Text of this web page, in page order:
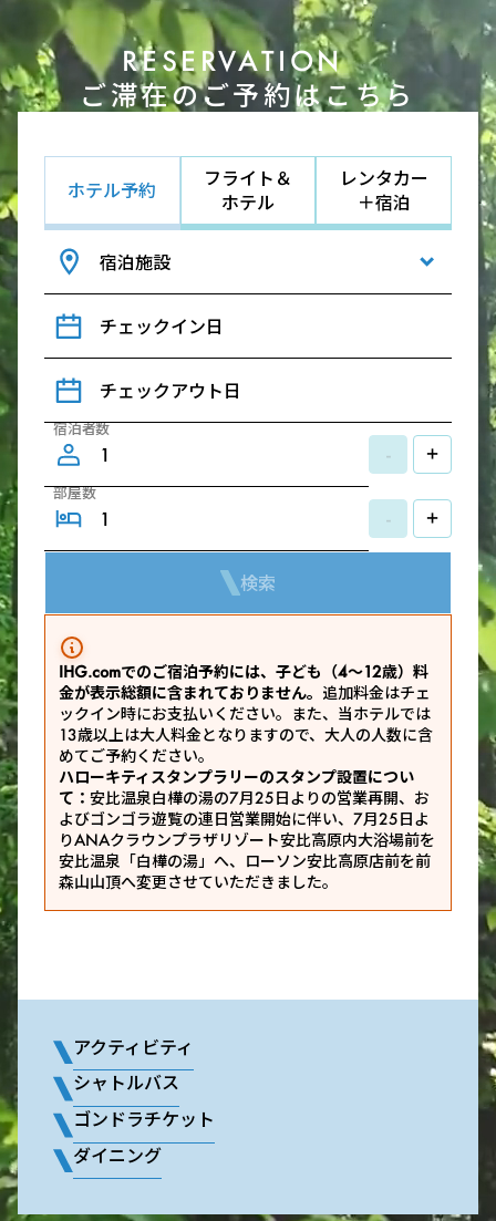
RESERVATION
ご滞在のご予約はこちら
ホテル予約
フライト＆
ホテル
レンタカー
＋宿泊
宿泊施設
チェックイン日
チェックアウト日
宿泊者数
- +
部屋数
- +
検索
IHG.comでのご宿泊予約には、子ども（4～12歳）料
金が表示総額に含まれておりません。 追加料金はチェ
ックイン時にお支払いください。また、当ホテルでは
13歳以上は大人料金となりますので、大人の人数に含
めてご予約ください。
ハローキティスタンプラリーのスタンプ設置につい
て： 安比温泉白樺の湯の7月25日よりの営業再開、お
よびゴンゴラ遊覧の連日営業開始に伴い、7月25日よ
りANAクラウンプラザリゾート安比高原内大浴場前を
安比温泉「白樺の湯」へ、ローソン安比高原店前を前
森山山頂へ変更させていただきました。
アクティビティ
シャトルバス
ゴンドラチケット
ダイニング